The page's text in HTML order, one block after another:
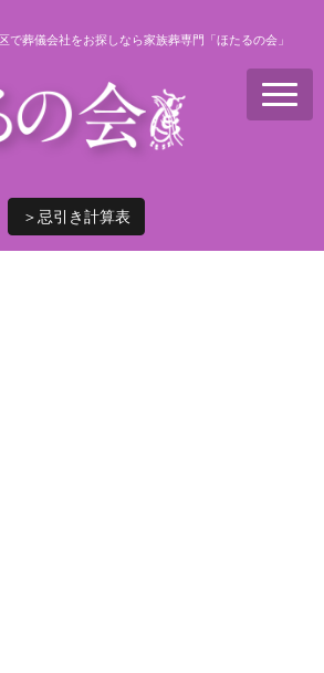
で葬儀会社をお探しなら家族葬専門「ほたるの会」
N
a
v
n
＞忌引き計算表